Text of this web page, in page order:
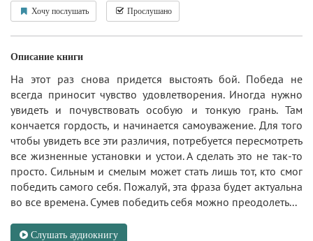
Хочу послушать Прослушано
Описание книги
На этот раз снова придется выстоять бой. Победа не
всегда приносит чувство удовлетворения. Иногда нужно
увидеть и почувствовать особую и тонкую грань. Там
кончается гордость, и начинается самоуважение. Для того
чтобы увидеть все эти различия, потребуется пересмотреть
все жизненные установки и устои. А сделать это не так-то
просто. Сильным и смелым может стать лишь тот, кто смог
победить самого себя. Пожалуй, эта фраза будет актуальна
во все времена. Сумев победить себя можно преодолеть...
Слушать аудиокнигу